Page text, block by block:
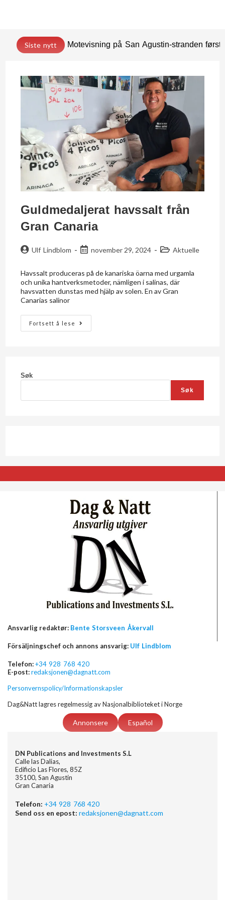
Siste nytt Motevisning på San Agustin-stranden
Guldmedaljerat havssalt från
Gran Canaria
Ulf Lindblom november 29, 2024 Aktuelle
Havssalt produceras på de kanariska öarna med urgamla
och unika hantverksmetoder, nämligen i salinas, där
havsvatten dunstas med hjälp av solen. En av Gran
Canarias salinor
Fortsett å lese
Søk
Søk
Ansvarlig redaktør: Bente Storsveen Åkervall
Försäljningschef och annons ansvarig: Ulf Lindblom
Telefon:+34 928 768 420
E-post:redaksjonen@dagnatt.com
Personvernspolicy/Informationskapsler
Dag&Natt lagres regelmessig av Nasjonalbiblioteket i Norge
Annonsere Español
DN Publications and Investments S.L
Calle las Dalias,
Edificio Las Flores, 85Z
35100, San Agustin
Gran Canaria
Telefon: +34 928 768 420
Send oss en epost: redaksjonen@dagnatt.com